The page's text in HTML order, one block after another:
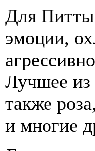
Для Питты
эмоции,
Лучшее
также роза,
и многие